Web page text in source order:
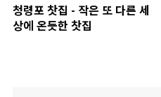
청령포 찻집 - 작은 또 다른 세
상에 온듯한 찻집